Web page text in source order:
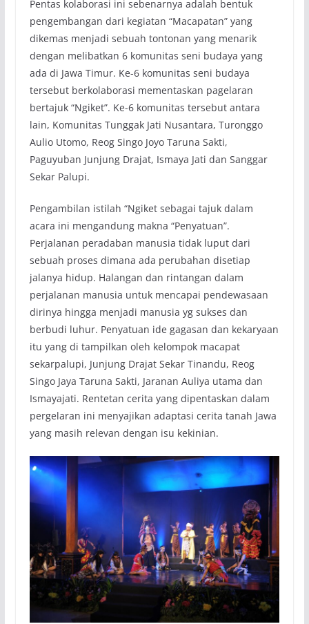
Pentas kolaborasi ini sebenarnya adalah bentuk
pengembangan dari kegiatan “Macapatan” yang
dikemas menjadi sebuah tontonan yang menarik
dengan melibatkan 6 komunitas seni budaya yang
ada di Jawa Timur. Ke-6 komunitas seni budaya
tersebut berkolaborasi mementaskan pagelaran
bertajuk “Ngiket”. Ke-6 komunitas tersebut antara
lain, Komunitas Tunggak Jati Nusantara, Turonggo
Aulio Utomo, Reog Singo Joyo Taruna Sakti,
Paguyuban Junjung Drajat, Ismaya Jati dan Sanggar
Sekar Palupi.
Pengambilan istilah “Ngiket sebagai tajuk dalam
acara ini mengandung makna “Penyatuan”.
Perjalanan peradaban manusia tidak luput dari
sebuah proses dimana ada perubahan disetiap
jalanya hidup. Halangan dan rintangan dalam
perjalanan manusia untuk mencapai pendewasaan
dirinya hingga menjadi manusia yg sukses dan
berbudi luhur. Penyatuan ide gagasan dan kekaryaan
itu yang di tampilkan oleh kelompok macapat
sekarpalupi, Junjung Drajat Sekar Tinandu, Reog
Singo Jaya Taruna Sakti, Jaranan Auliya utama dan
Ismayajati. Rentetan cerita yang dipentaskan dalam
pergelaran ini menyajikan adaptasi cerita tanah Jawa
yang masih relevan dengan isu kekinian.